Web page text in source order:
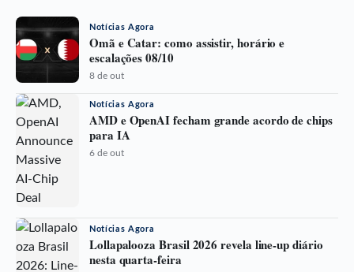
Notícias Agora
Omã e Catar: como assistir, horário e
escalações 08/10
8 de out
Notícias Agora
AMD e OpenAI fecham grande acordo de chips
para IA
6 de out
Notícias Agora
Lollapalooza Brasil 2026 revela line-up diário
nesta quarta-feira